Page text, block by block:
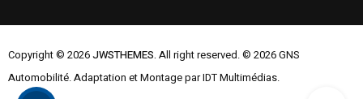
Copyright © 2026JWSTHEMES. All right reserved. © 2026 GNS
Automobilité. Adaptation et Montage par IDT Multimédias.